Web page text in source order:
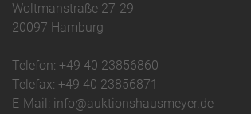
Woltmanstraße 27-29
20097 Hamburg
Telefon: +49 40 23856860
Telefax: +49 40 23856871
E-Mail: info@auktionshausmeyer.de